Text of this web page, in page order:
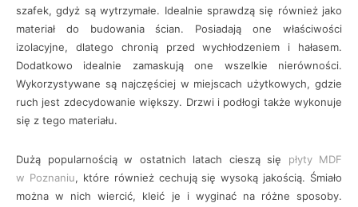
szafek, gdyż są wytrzymałe. Idealnie sprawdzą się również jako
materiał do budowania ścian. Posiadają one właściwości
izolacyjne, dlatego chronią przed wychłodzeniem i hałasem.
Dodatkowo idealnie zamaskują one wszelkie nierówności.
Wykorzystywane są najczęściej w miejscach użytkowych, gdzie
ruch jest zdecydowanie większy. Drzwi i podłogi także wykonuje
się z tego materiału.
Dużą popularnością w ostatnich latach cieszą się płyty MDF
w Poznaniu, które również cechują się wysoką jakością. Śmiało
można w nich wiercić, kleić je i wyginać na różne sposoby.